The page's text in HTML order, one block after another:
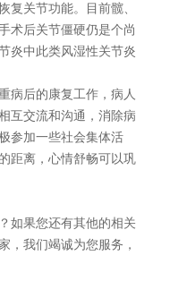
复关节功能。目前髋、
术后关节僵硬仍是个尚
炎中此类风湿性关节炎
后的康复工作，病人
互交流和沟通，消除病
参加一些社会集体活
距离，心情舒畅可以巩
？如果您还有其他的相关
，我们竭诚为您服务，